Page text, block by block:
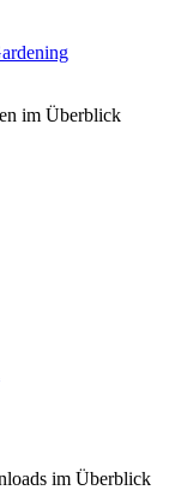
im Überblick
im Überblick